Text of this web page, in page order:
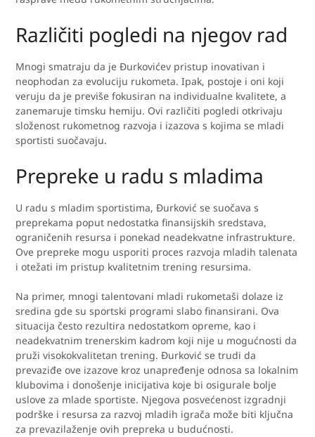
Različiti pogledi na njegov rad
Mnogi smatraju da je Đurkovićev pristup inovativan i
neophodan za evoluciju rukometa. Ipak, postoje i oni koji
veruju da je previše fokusiran na individualne kvalitete, a
zanemaruje timsku hemiju. Ovi različiti pogledi otkrivaju
složenost rukometnog razvoja i izazova s kojima se mladi
sportisti suočavaju.
Prepreke u radu s mladima
U radu s mladim sportistima, Đurković se suočava s
preprekama poput nedostatka finansijskih sredstava,
ograničenih resursa i ponekad neadekvatne infrastrukture.
Ove prepreke mogu usporiti proces razvoja mladih talenata
i otežati im pristup kvalitetnim trening resursima.
Na primer, mnogi talentovani mladi rukometaši dolaze iz
sredina gde su sportski programi slabo finansirani. Ova
situacija često rezultira nedostatkom opreme, kao i
neadekvatnim trenerskim kadrom koji nije u mogućnosti da
pruži visokokvalitetan trening. Đurković se trudi da
prevaziđe ove izazove kroz unapređenje odnosa sa lokalnim
klubovima i donošenje inicijativa koje bi osigurale bolje
uslove za mlade sportiste. Njegova posvećenost izgradnji
podrške i resursa za razvoj mladih igrača može biti ključna
za prevazilaženje ovih prepreka u budućnosti.